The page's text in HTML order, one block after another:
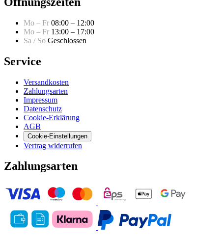
Mo – Fr 08:00 – 12:00
Mo – Fr 13:00 – 17:00
Sa / So Geschlossen
Service
Versandkosten
Zahlungsarten
Impressum
Datenschutz
Cookie-Erklärung
AGB
Cookie-Einstellungen
Vertrag widerrufen
Zahlungsarten